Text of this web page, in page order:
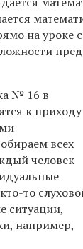
на
№ 16 в
к приходу
всех
человек
то
ситуации,
например,